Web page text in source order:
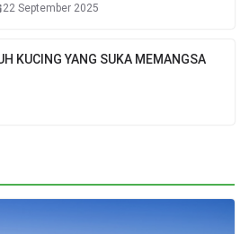
22 September 2025
KUCING YANG SUKA MEMANGSA